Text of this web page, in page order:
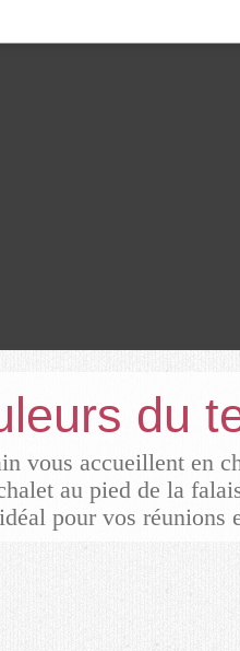
du
vous accueillent en
au pied de la
pour vos réunions